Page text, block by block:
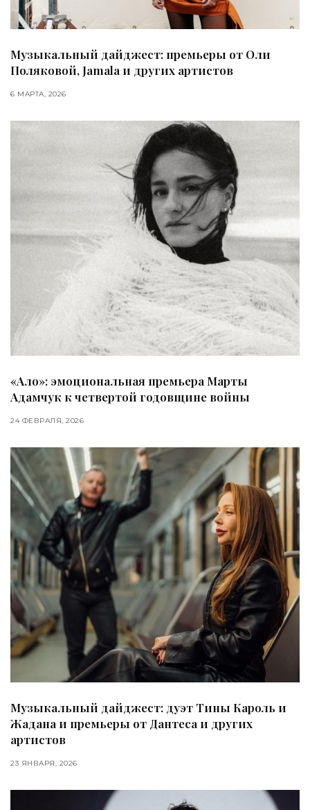
Музыкальный дайджест: премьеры от Оли
Поляковой, Jamala и других артистов
6 МАРТА, 2026
«Ало»: эмоциональная премьера Марты
Адамчук к четвертой годовщине войны
24 ФЕВРАЛЯ, 2026
Музыкальный дайджест: дуэт Тины Кароль и
Жадана и премьеры от Дантеса и других
артистов
23 ЯНВАРЯ, 2026